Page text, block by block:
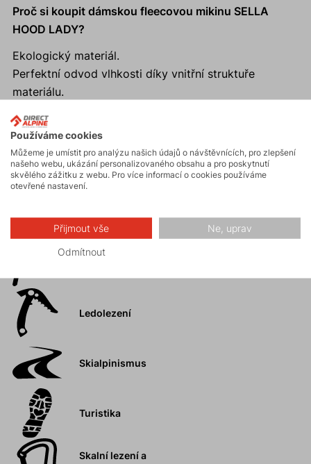
Proč si koupit dámskou fleecovou mikinu SELLA
HOOD LADY?
Ekologický materiál.
Perfektní odvod vlhkosti díky vnitřní struktuře
materiálu.
Moderní sportovní střih a dobře padnoucí kapuce.
Promyšlený systém kapes
Aktivity
Ledolezení
Skialpinismus
Turistika
Skalní lezení a
Používáme cookies
Můžeme je umístit pro analýzu našich údajů o návštěvnících, pro zlepšení
našeho webu, ukázání personalizovaného obsahu a pro poskytnutí
skvělého zážitku z webu. Pro více informací o cookies používáme
otevřené nastavení.
Přijmout vše Ne, uprav
Odmítnout